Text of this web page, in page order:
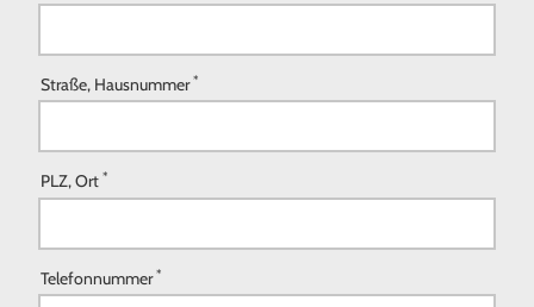
Straße, Hausnummer*
PLZ, Ort *
Telefonnummer*